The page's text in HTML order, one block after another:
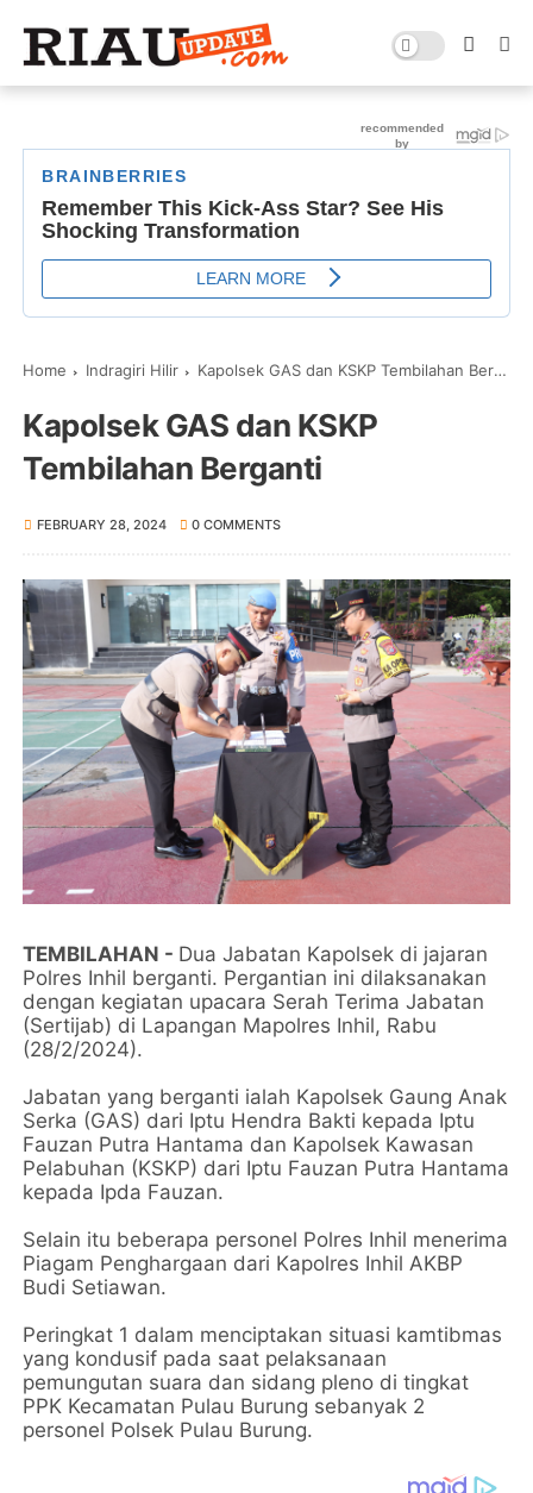
Home Indragiri Hilir Kapolsek GAS dan KSKP Tembilahan Berganti
Kapolsek GAS dan KSKP
Tembilahan Berganti
FEBRUARY 28, 2024 0 COMMENTS
TEMBILAHAN - Dua Jabatan Kapolsek di jajaran
Polres Inhil berganti. Pergantian ini dilaksanakan
dengan kegiatan upacara Serah Terima Jabatan
(Sertijab) di Lapangan Mapolres Inhil, Rabu
(28/2/2024).
Jabatan yang berganti ialah Kapolsek Gaung Anak
Serka (GAS) dari Iptu Hendra Bakti kepada Iptu
Fauzan Putra Hantama dan Kapolsek Kawasan
Pelabuhan (KSKP) dari Iptu Fauzan Putra Hantama
kepada Ipda Fauzan.
Selain itu beberapa personel Polres Inhil menerima
Piagam Penghargaan dari Kapolres Inhil AKBP
Budi Setiawan.
Peringkat 1 dalam menciptakan situasi kamtibmas
yang kondusif pada saat pelaksanaan
pemungutan suara dan sidang pleno di tingkat
PPK Kecamatan Pulau Burung sebanyak 2
personel Polsek Pulau Burung.